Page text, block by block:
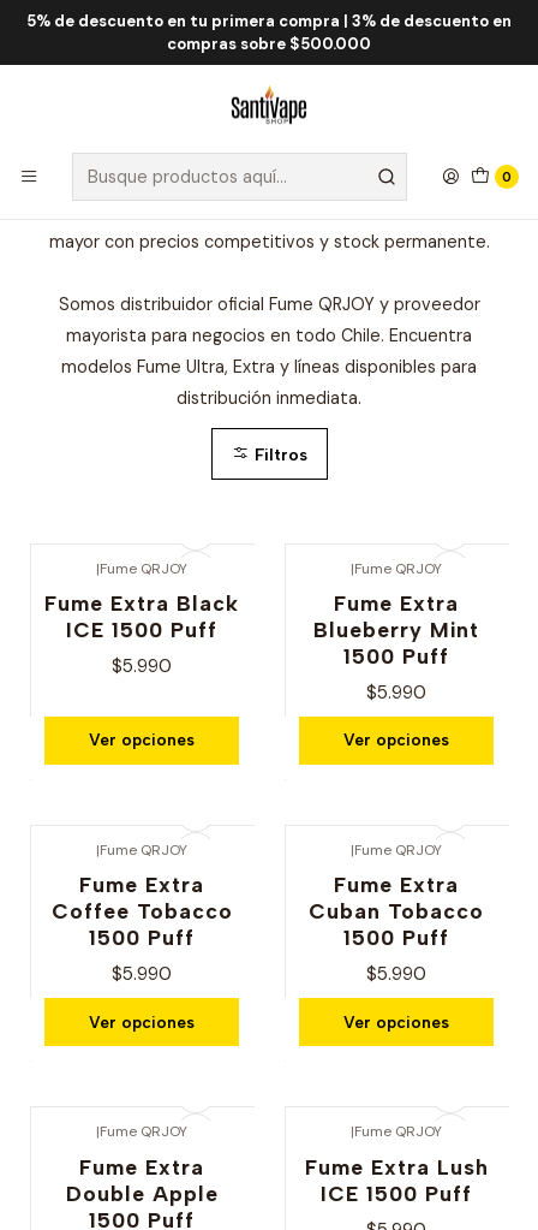
5% de descuento en tu primera compra | 3% de descuento en
compras sobre $500.000
0
Inicio Fume QRJOY
Fume QRJOY
Fume QRJOY por mayor en Chile con distribución oficial
Santivape. Ofrecemos vape desechables Fume originales
mayor con precios competitivos y stock permanente.
Somos distribuidor oficial Fume QRJOY y proveedor
mayorista para negocios en todo Chile. Encuentra
modelos Fume Ultra, Extra y líneas disponibles para
distribución inmediata.
Filtros
|Fume QRJOY
Fume Extra Black
ICE 1500 Puff
$5.990
Ver opciones
|Fume QRJOY
Fume Extra
Blueberry Mint
1500 Puff
$5.990
Ver opciones
|Fume QRJOY
Fume Extra
Coffee Tobacco
1500 Puff
$5.990
Ver opciones
|Fume QRJOY
Fume Extra
Cuban Tobacco
1500 Puff
$5.990
Ver opciones
|Fume QRJOY
Fume Extra
Double Apple
1500 Puff
|Fume QRJOY
Fume Extra Lush
ICE 1500 Puff